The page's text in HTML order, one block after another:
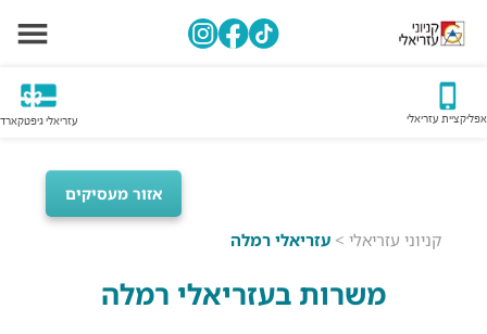
אפליקציית עזריאלי עזריאלי גיפטקארד